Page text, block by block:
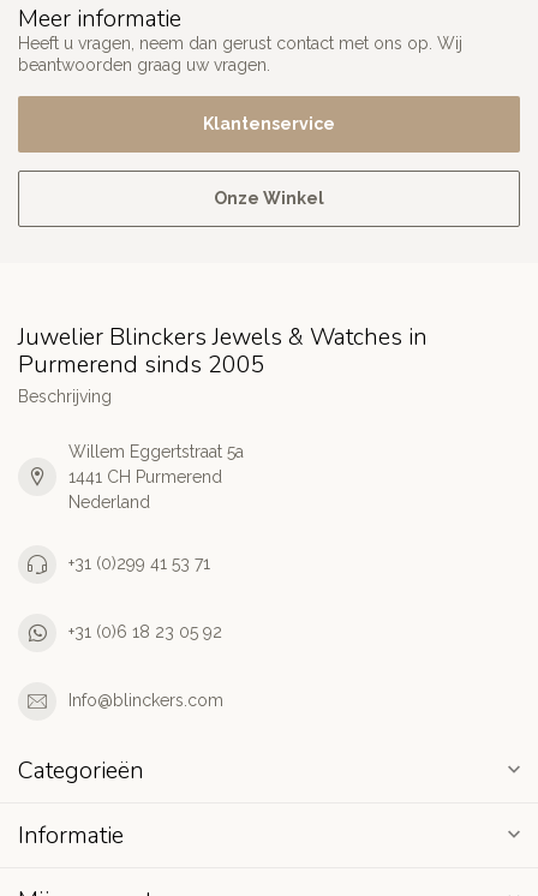
Meer informatie
Heeft u vragen, neem dan gerust contact met ons op. Wij
beantwoorden graag uw vragen.
Klantenservice
Onze Winkel
Juwelier Blinckers Jewels & Watches in
Purmerend sinds 2005
Beschrijving
Willem Eggertstraat 5a
1441 CH Purmerend
Nederland
+31 (0)299 41 53 71
+31 (0)6 18 23 05 92
Info@blinckers.com
Categorieën
Informatie